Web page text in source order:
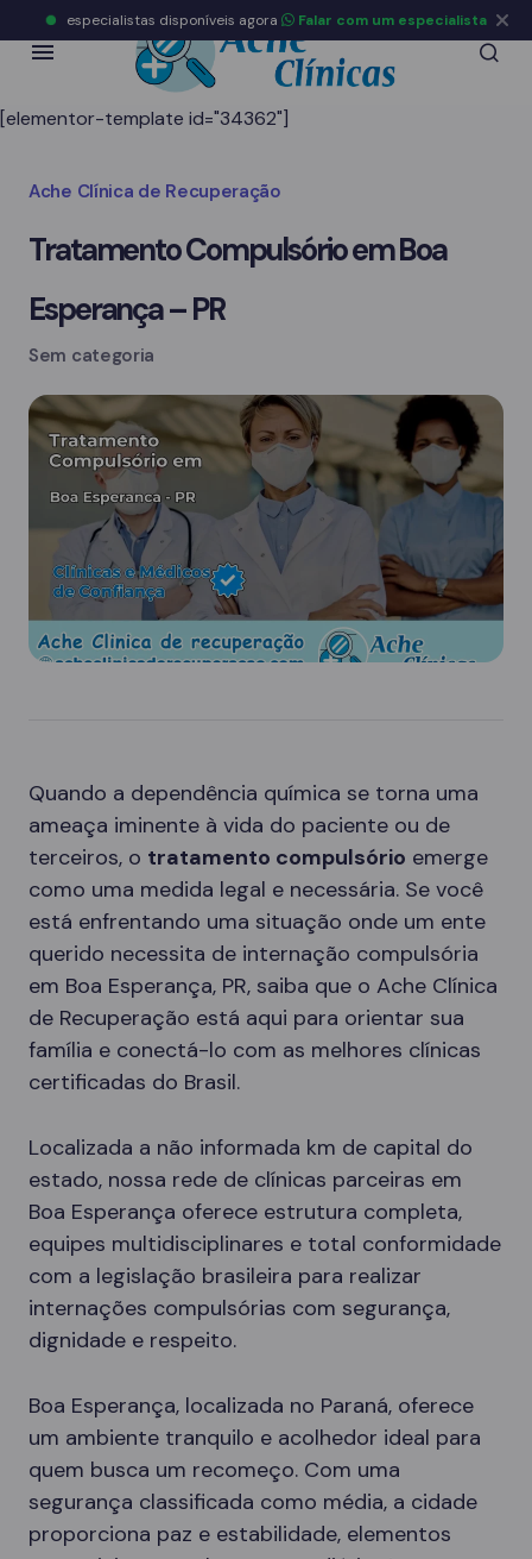
[elementor-template id="34362"]
Ache Clínica de Recuperação
Tratamento Compulsório em Boa
Esperança – PR
Sem categoria
Quando a dependência química se torna uma
ameaça iminente à vida do paciente ou de
terceiros, o tratamento compulsório emerge
como uma medida legal e necessária. Se você
está enfrentando uma situação onde um ente
querido necessita de internação compulsória
em Boa Esperança, PR, saiba que o Ache Clínica
de Recuperação está aqui para orientar sua
família e conectá-lo com as melhores clínicas
certificadas do Brasil.
Localizada a não informada km de capital do
estado, nossa rede de clínicas parceiras em
Boa Esperança oferece estrutura completa,
equipes multidisciplinares e total conformidade
com a legislação brasileira para realizar
internações compulsórias com segurança,
dignidade e respeito.
Boa Esperança, localizada no Paraná, oferece
um ambiente tranquilo e acolhedor ideal para
quem busca um recomeço. Com uma
segurança classificada como média, a cidade
proporciona paz e estabilidade, elementos
especialistas disponíveis agora Falar com um especialista